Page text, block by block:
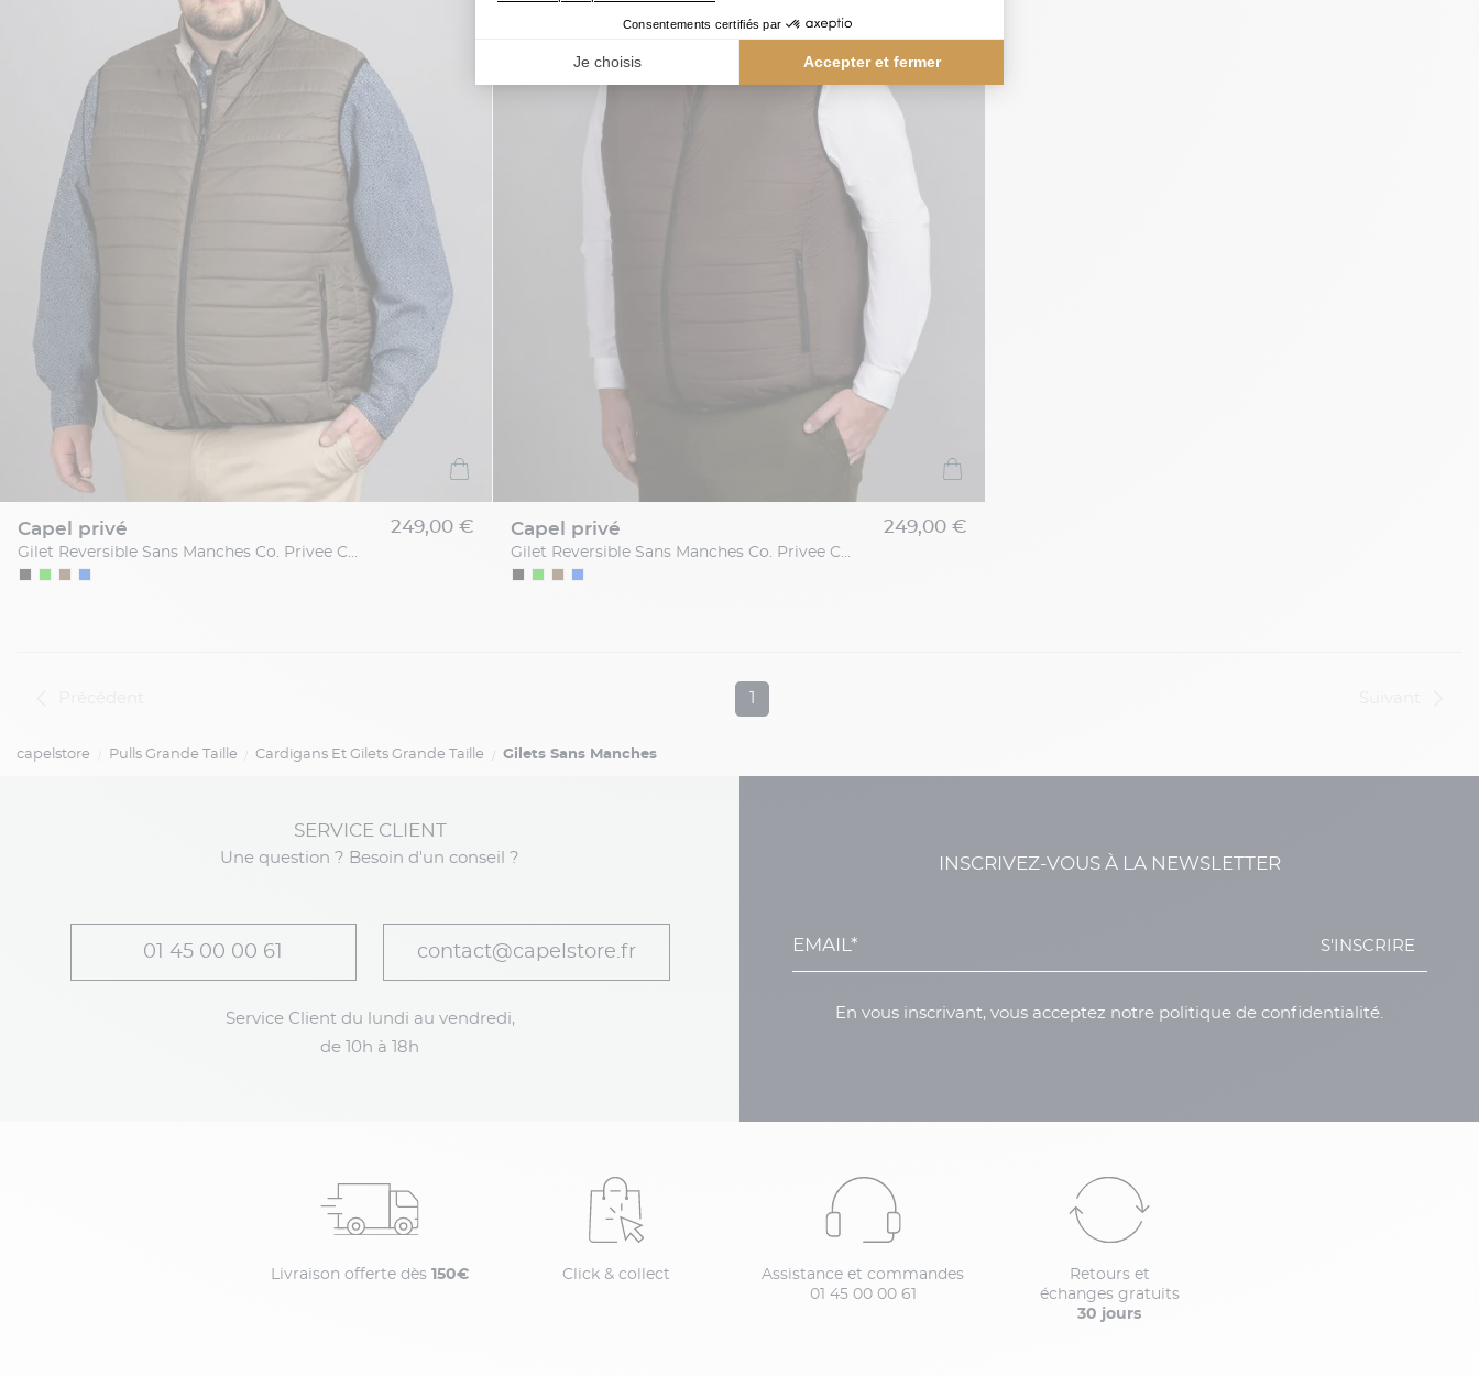
capel privé 249,00 € capel privé 249,00 €
capelstore Pulls Grande Taille Cardigans Et Gilets Grande Taille Gilets Sans Manches
SERVICE CLIENT
Une question ? Besoin d'un conseil ?
01 45 00 00 61 contact@capelstore.fr
Service Client du lundi au vendredi,
de 10h à 18h
INSCRIVEZ-VOUS À LA NEWSLETTER
S'INSCRIRE
En vous inscrivant, vous acceptez notre politique de confidentialité.
Livraison offerte dès 150€ Click & collect
Assistance et commandes
01 45 00 00 61
Retours et
échanges gratuits
30 jours